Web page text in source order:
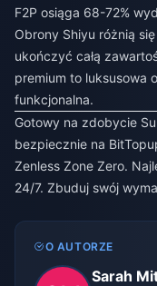
F2P osiąga 68-72%
Obrony Shiyu różnią
ukończyć całą
premium to luksusowa
funkcjonalna.
Gotowy na zdobycie
bezpiecznie na
Zenless Zone Zero.
24/7. Zbuduj swój
O AUTORZE
Sarah